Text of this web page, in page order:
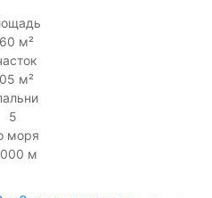
м²
м²
5
моря
м